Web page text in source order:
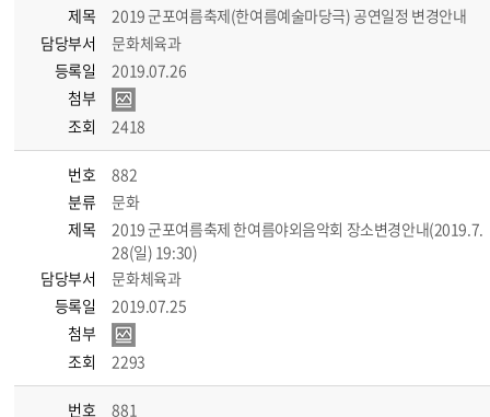
제목
2019 군포여름축제(한여름예술마당극) 공연일정 변경안내
담당부서
문화체육과
등록일
2019.07.26
첨부
조회
2418
번호
882
분류
문화
제목
2019 군포여름축제 한여름야외음악회 장소변경안내(2019.7.
28(일) 19:30)
담당부서
문화체육과
등록일
2019.07.25
첨부
조회
2293
번호
881